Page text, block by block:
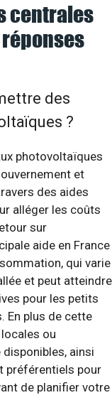
centrales
des
?
photovoltaïques
et
des aides
alléger les coûts
sur
aide en France
qui varie
et peut atteindre
pour les petits
En plus de cette
ou
ainsi
préférentiels pour
de planifier votre